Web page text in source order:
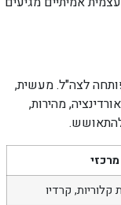
לצה"ל. מעשית,
מהירות,
מרכזי
קלוריות, קרדיו